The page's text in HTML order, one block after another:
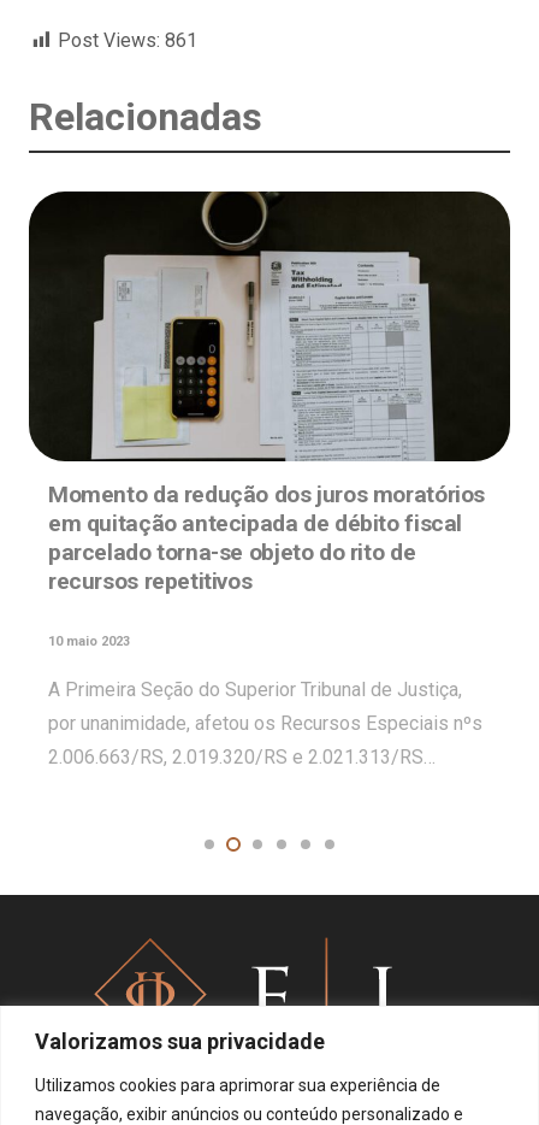
Valorizamos sua privacidade
Utilizamos cookies para aprimorar sua experiência de
navegação, exibir anúncios ou conteúdo personalizado e
Post Views: 861
Relacionadas
Momento da redução dos juros moratórios
em quitação antecipada de débito fiscal
parcelado torna-se objeto do rito de
recursos repetitivos
10 maio 2023
A Primeira Seção do Superior Tribunal de Justiça,
por unanimidade, afetou os Recursos Especiais nºs
2.006.663/RS, 2.019.320/RS e 2.021.313/RS…